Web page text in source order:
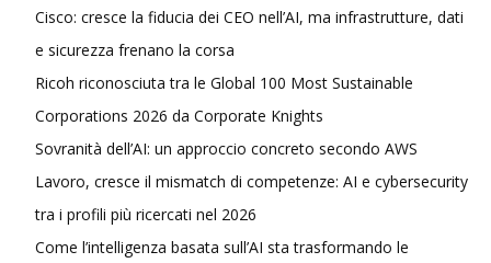
Cisco: cresce la fiducia dei CEO nell’AI, ma infrastrutture, dati
e sicurezza frenano la corsa
Ricoh riconosciuta tra le Global 100 Most Sustainable
Corporations 2026 da Corporate Knights
Sovranità dell’AI: un approccio concreto secondo AWS
Lavoro, cresce il mismatch di competenze: AI e cybersecurity
tra i profili più ricercati nel 2026
Come l’intelligenza basata sull’AI sta trasformando le